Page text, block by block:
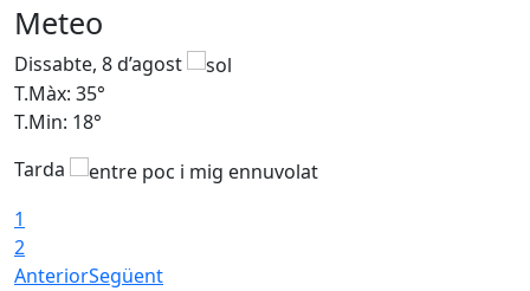
Meteo
Dissabte, 8 d’agost
T.Màx: 35°
T.Min: 18°
Tarda
1
2
AnteriorSegüent